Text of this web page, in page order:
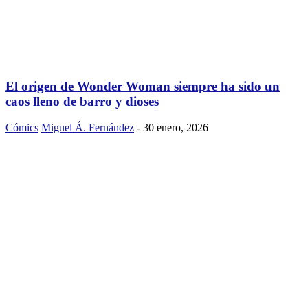
El origen de Wonder Woman siempre ha sido un
caos lleno de barro y dioses
Cómics Miguel Á. Fernández - 30 enero, 2026